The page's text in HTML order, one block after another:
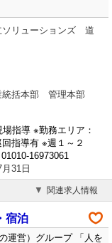
ソリューションズ 道
統括本部 管理本部
指導 ※勤務エリア：
指導有 ※週１～２
16973061
31日
関連求人情報
宿泊
運営）グループ 「人を